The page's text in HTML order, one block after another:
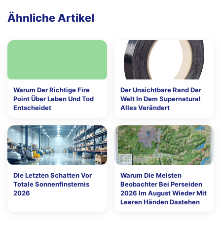
Ähnliche Artikel
Warum Der Richtige Fire
Point Über Leben Und Tod
Entscheidet
Der Unsichtbare Rand Der
Welt In Dem Supernatural
Alles Verändert
Die Letzten Schatten Vor
Totale Sonnenfinsternis
2026
Warum Die Meisten
Beobachter Bei Perseiden
2026 Im August Wieder Mit
Leeren Händen Dastehen